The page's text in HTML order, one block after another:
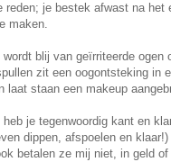
reden; je bestek afwast na
maken.
wordt blij van geïrriteerde ogen
zit een oogontsteking in
laat staan een makeup
je tegenwoordig kant en
dippen, afspoelen en
betalen ze mij niet, in geld